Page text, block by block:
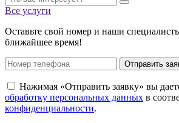
Все услуги
Оставьте свой номер и наши
ближайшее время!
Отправить
Нажимая «Отправить заявку» вы
обработку персональных данных в
конфиденциальности.